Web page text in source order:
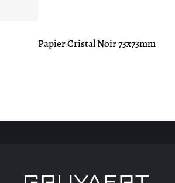
Papier Cristal Noir 73x73mm